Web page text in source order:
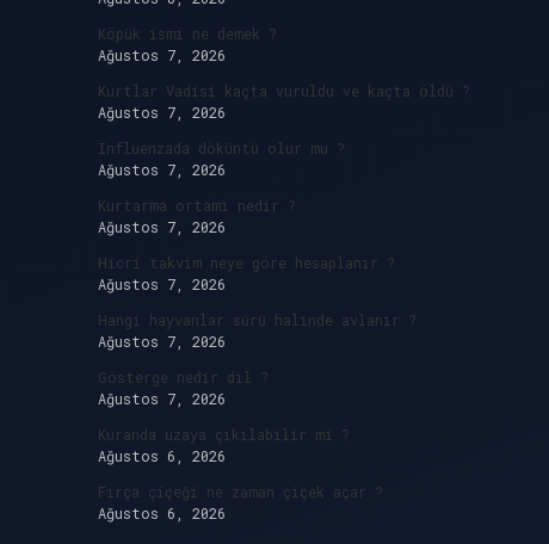
Köpük ismi ne demek ?
Ağustos 7, 2026
Kurtlar Vadisi kaçta vuruldu ve kaçta öldü ?
Ağustos 7, 2026
Influenzada döküntü olur mu ?
Ağustos 7, 2026
Kurtarma ortamı nedir ?
Ağustos 7, 2026
Hicri takvim neye göre hesaplanır ?
Ağustos 7, 2026
Hangi hayvanlar sürü halinde avlanır ?
Ağustos 7, 2026
Gösterge nedir dil ?
Ağustos 7, 2026
Kuranda uzaya çıkılabilir mi ?
Ağustos 6, 2026
Fırça çiçeği ne zaman çiçek açar ?
Ağustos 6, 2026